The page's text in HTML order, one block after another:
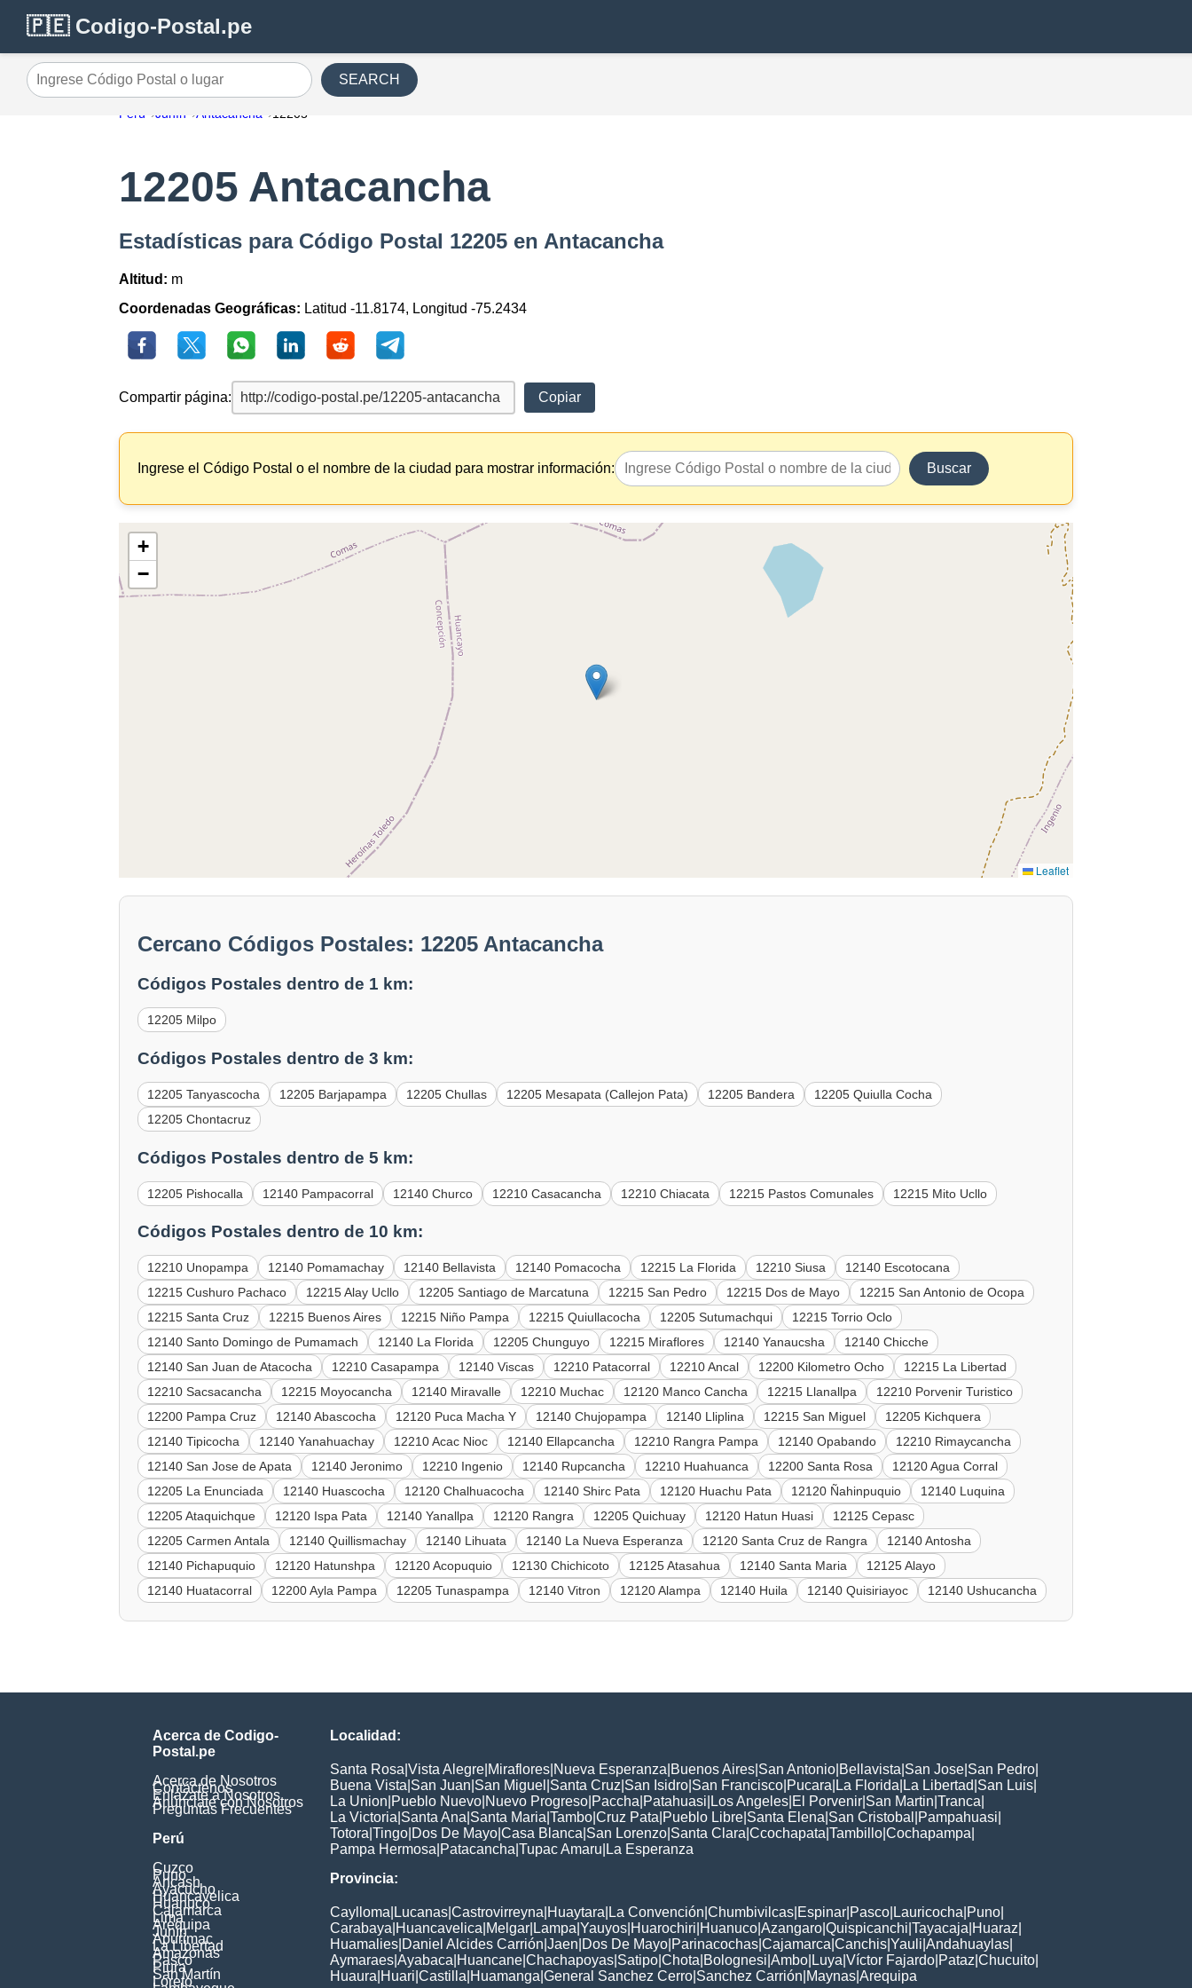
🇵🇪 Codigo-Postal.pe
Ingrese Código Postal o lugar SEARCH
Perú Junín Antacancha 12205
12205 Antacancha
Estadísticas para Código Postal 12205 en Antacancha
Altitud: m
Coordenadas Geográficas: Latitud -11.8174, Longitud -75.2434
Compartir página: Copiar
Ingrese el Código Postal o el nombre de la ciudad para mostrar información: Buscar
+
−
Leaflet
Cercano Códigos Postales: 12205 Antacancha
Códigos Postales dentro de 1 km:
12205 Milpo
Códigos Postales dentro de 3 km:
12205 Tanyascocha 12205 Barjapampa 12205 Chullas 12205 Mesapata (Callejon Pata) 12205 Bandera
12205 Quiulla Cocha
12205 Chontacruz
Códigos Postales dentro de 5 km:
12205 Pishocalla 12140 Pampacorral 12140 Churco 12210 Casacancha 12210 Chiacata 12215 Pastos Comunales 12215 Mito Ucllo
Códigos Postales dentro de 10 km:
12210 Unopampa 12140 Pomamachay 12140 Bellavista 12140 Pomacocha 12215 La Florida 12210 Siusa
12140 Escotocana
12215 Cushuro Pachaco
12215 Alay Ucllo 12205 Santiago de Marcatuna 12215 San Pedro 12215 Dos de Mayo
12215 San Antonio de Ocopa
12215 Santa Cruz
12215 Buenos Aires 12215 Niño Pampa 12215 Quiullacocha 12205 Sutumachqui
12215 Torrio Oclo
12140 Santo Domingo de Pumamach
12140 La Florida 12205 Chunguyo 12215 Miraflores 12140 Yanaucsha
12140 Chicche
12140 San Juan de Atacocha
12210 Casapampa 12140 Viscas 12210 Patacorral 12210 Ancal 12200 Kilometro Ocho
12215 La Libertad
12210 Sacsacancha
12215 Moyocancha 12140 Miravalle 12210 Muchac 12120 Manco Cancha 12215 Llanallpa
12210 Porvenir Turistico
12200 Pampa Cruz
12140 Abascocha 12120 Puca Macha Y 12140 Chujopampa 12140 Lliplina 12215 San Miguel
12205 Kichquera
12140 Tipicocha
12140 Yanahuachay 12210 Acac Nioc 12140 Ellapcancha 12210 Rangra Pampa 12140 Opabando
12210 Rimaycancha
12140 San Jose de Apata
12140 Jeronimo 12210 Ingenio 12140 Rupcancha 12210 Huahuanca 12200 Santa Rosa
12120 Agua Corral
12205 La Enunciada
12140 Huascocha 12120 Chalhuacocha 12140 Shirc Pata 12120 Huachu Pata 12120 Ñahinpuquio
12140 Luquina
12205 Ataquichque
12120 Ispa Pata 12140 Yanallpa 12120 Rangra 12205 Quichuay 12120 Hatun Huasi
12125 Cepasc
12205 Carmen Antala
12140 Quillismachay 12140 Lihuata 12140 La Nueva Esperanza 12120 Santa Cruz de Rangra
12140 Antosha
12140 Pichapuquio
12120 Hatunshpa 12120 Acopuquio 12130 Chichicoto 12125 Atasahua 12140 Santa Maria
12125 Alayo
12140 Huatacorral
12200 Ayla Pampa 12205 Tunaspampa 12140 Vitron 12120 Alampa 12140 Huila 12140 Quisiriayoc 12140 Ushucancha
Acerca de Codigo-
Postal.pe
Acerca de Nosotros
Contáctenos
Enlázate a Nosotros
Anúnciate con Nosotros
Preguntas Frecuentes
Perú
Cuzco
Puno
Ancash
Ayacucho
Huancavelica
Huanuco
Cajamarca
Lima
Arequipa
Junín
Apurimac
La Libertad
Amazonas
Pasco
Piura
San Martín
Loreto
Localidad:
Santa Rosa Vista Alegre Miraflores Nueva Esperanza Buenos Aires San Antonio Bellavista San Jose San Pedro
Buena Vista San Juan San Miguel Santa Cruz San Isidro San Francisco Pucara La Florida La Libertad San Luis
La Union Pueblo Nuevo Nuevo Progreso Paccha Patahuasi Los Angeles El Porvenir San Martin Tranca
La Victoria Santa Ana Santa Maria Tambo Cruz Pata Pueblo Libre Santa Elena San Cristobal Pampahuasi
Totora Tingo Dos De Mayo Casa Blanca San Lorenzo Santa Clara Ccochapata Tambillo Cochapampa
Pampa Hermosa Patacancha Tupac Amaru La Esperanza
Provincia:
Caylloma Lucanas Castrovirreyna Huaytara La Convención Chumbivilcas Espinar Pasco Lauricocha Puno
Carabaya Huancavelica Melgar Lampa Yauyos Huarochiri Huanuco Azangaro Quispicanchi Tayacaja Huaraz
Huamalies Daniel Alcides Carrión Jaen Dos De Mayo Parinacochas Cajamarca Canchis Yauli Andahuaylas
Aymaraes Ayabaca Huancane Chachapoyas Satipo Chota Bolognesi Ambo Luya Víctor Fajardo Pataz Chucuito
Huaura Huari Castilla Huamanga General Sanchez Cerro Sanchez Carrión Maynas Arequipa